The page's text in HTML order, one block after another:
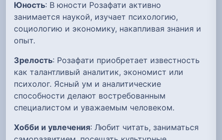
Юность: В юности Розафати активно
занимается наукой, изучает психологию,
социологию и экономику, накапливая знания и
опыт.
Зрелость: Розафати приобретает известность
как талантливый аналитик, экономист или
психолог. Ясный ум и аналитические
способности делают востребованным
специалистом и уважаемым человеком.
Хобби и увлечения: Любит читать, заниматься